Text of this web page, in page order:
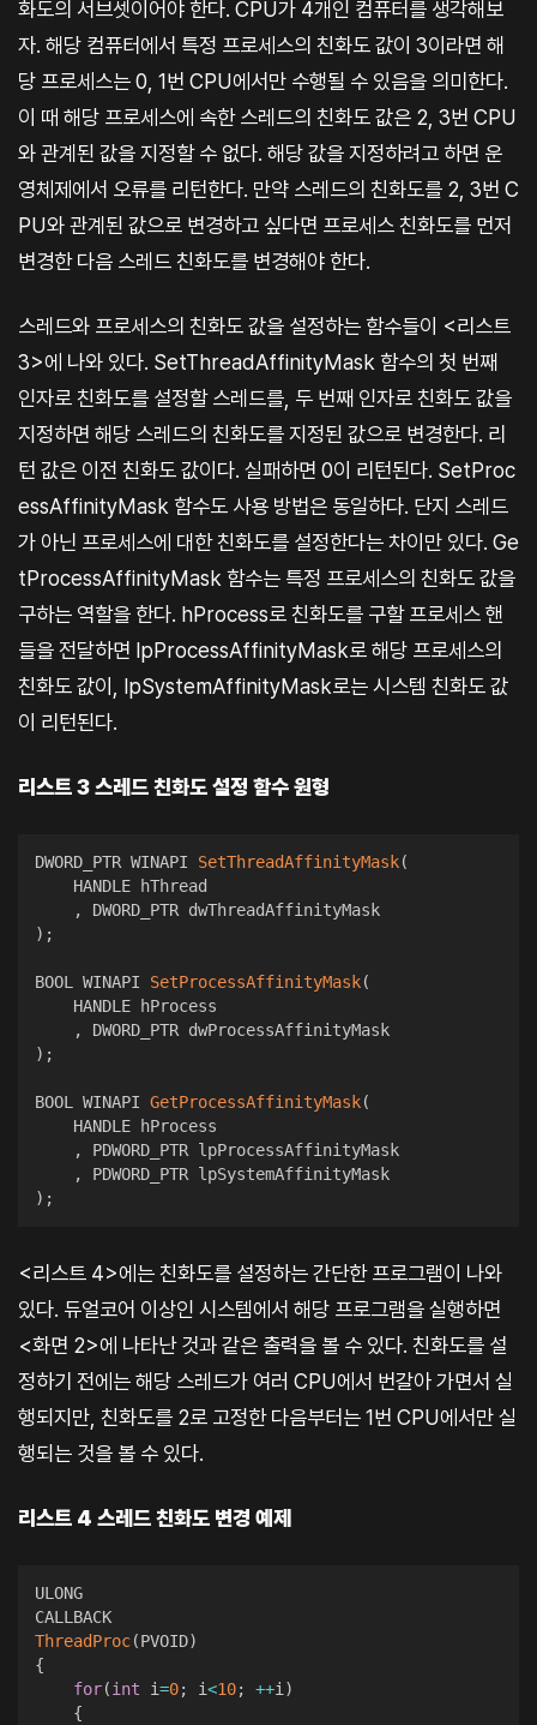
화도의 서브셋이어야 한다. CPU가 4개인 컴퓨터를 생각해보
자. 해당 컴퓨터에서 특정 프로세스의 친화도 값이 3이라면 해
당 프로세스는 0, 1번 CPU에서만 수행될 수 있음을 의미한다.
이 때 해당 프로세스에 속한 스레드의 친화도 값은 2, 3번 CPU
와 관계된 값을 지정할 수 없다. 해당 값을 지정하려고 하면 운
영체제에서 오류를 리턴한다. 만약 스레드의 친화도를 2, 3번 C
PU와 관계된 값으로 변경하고 싶다면 프로세스 친화도를 먼저
변경한 다음 스레드 친화도를 변경해야 한다.
스레드와 프로세스의 친화도 값을 설정하는 함수들이 <리스트
3>에 나와 있다. SetThreadAffinityMask 함수의 첫 번째
인자로 친화도를 설정할 스레드를, 두 번째 인자로 친화도 값을
지정하면 해당 스레드의 친화도를 지정된 값으로 변경한다. 리
턴 값은 이전 친화도 값이다. 실패하면 0이 리턴된다. SetProc
essAffinityMask 함수도 사용 방법은 동일하다. 단지 스레드
가 아닌 프로세스에 대한 친화도를 설정한다는 차이만 있다. Ge
tProcessAffinityMask 함수는 특정 프로세스의 친화도 값을
구하는 역할을 한다. hProcess로 친화도를 구할 프로세스 핸
들을 전달하면 lpProcessAffinityMask로 해당 프로세스의
친화도 값이, lpSystemAffinityMask로는 시스템 친화도 값
이 리턴된다.
리스트 3 스레드 친화도 설정 함수 원형
DWORD_PTR WINAPI SetThreadAffinityMask(
    HANDLE hThread
,
DWORD_PTR dwThreadAffinityMask
) ;
BOOL WINAPI SetProcessAffinityMask(
    HANDLE hProcess
,
DWORD_PTR dwProcessAffinityMask
) ;
BOOL WINAPI GetProcessAffinityMask(
    HANDLE hProcess
, PDWORD_PTR lpProcessAffinityMask
,
PDWORD_PTR lpSystemAffinityMask
) ;
<리스트 4>에는 친화도를 설정하는 간단한 프로그램이 나와
있다. 듀얼코어 이상인 시스템에서 해당 프로그램을 실행하면
<화면 2>에 나타난 것과 같은 출력을 볼 수 있다. 친화도를 설
정하기 전에는 해당 스레드가 여러 CPU에서 번갈아 가면서 실
행되지만, 친화도를 2로 고정한 다음부터는 1번 CPU에서만 실
행되는 것을 볼 수 있다.
리스트 4 스레드 친화도 변경 예제
ULONG
CALLBACK
ThreadProc(PVOID)
{
for(int i=0; i<10; ++i )
{